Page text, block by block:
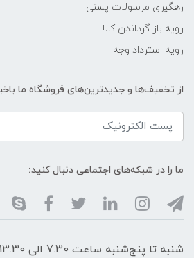
رهگیری مرسولات پستی
رویه باز گرداندن کالا
رویه استرداد وجه
از تخفیف‌ها و جدیدترین‌های فروشگاه ما
ما را در شبکه‌های اجتماعی دنبال کنید: